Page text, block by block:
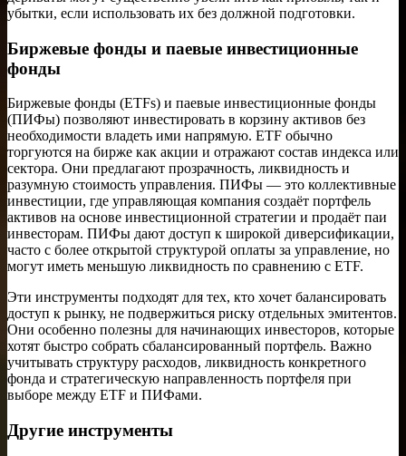
убытки, если использовать их без должной подготовки.
Биржевые фонды и паевые инвестиционные
фонды
Биржевые фонды (ETFs) и паевые инвестиционные фонды
(ПИФы) позволяют инвестировать в корзину активов без
необходимости владеть ими напрямую. ETF обычно
торгуются на бирже как акции и отражают состав индекса или
сектора. Они предлагают прозрачность, ликвидность и
разумную стоимость управления. ПИФы — это коллективные
инвестиции, где управляющая компания создаёт портфель
активов на основе инвестиционной стратегии и продаёт паи
инвесторам. ПИФы дают доступ к широкой диверсификации,
часто с более открытой структурой оплаты за управление, но
могут иметь меньшую ликвидность по сравнению с ETF.
Эти инструменты подходят для тех, кто хочет балансировать
доступ к рынку, не подвержиться риску отдельных эмитентов.
Они особенно полезны для начинающих инвесторов, которые
хотят быстро собрать сбалансированный портфель. Важно
учитывать структуру расходов, ликвидность конкретного
фонда и стратегическую направленность портфеля при
выборе между ETF и ПИФами.
Другие инструменты